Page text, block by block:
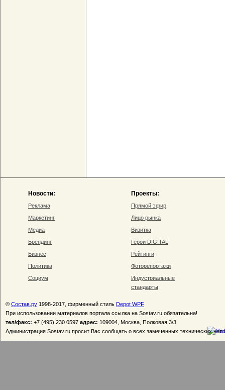
Новости:
Реклама
Маркетинг
Медиа
Брендинг
Бизнес
Политика
Социум
Проекты:
Прямой эфир
Лицо рынка
Визитка
Герои DIGITAL
Рейтинги
Фоторепортажи
Индустриальные
стандарты
© Состав.ру 1998-2017, фирменный стиль Depot WPF
При использовании материалов портала ссылка на Sostav.ru обязательна!
тел/факс: +7 (495) 230 0597 адрес: 109004, Москва, Полковая 3/3
Администрация Sostav.ru просит Вас сообщать о всех замеченных технических